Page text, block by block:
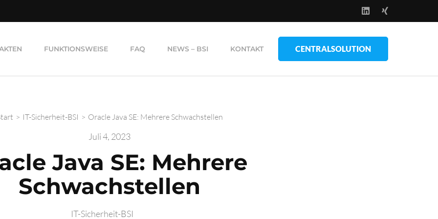
FUNKTIONSWEISE FAQ NEWS – BSI KONTAKT CENTRALSOLUTION
> IT-Sicherheit-BSI > Oracle Java SE: Mehrere Schwachstellen
Juli 4, 2023
Java SE: Mehrere
Schwachstellen
IT-Sicherheit-BSI